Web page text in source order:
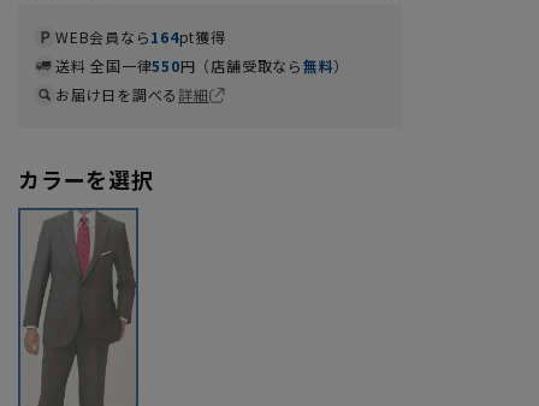
WEB会員なら164pt獲得
送料 全国一律550円（店舗受取なら無料）
お届け日を調べる詳細
カラーを選択